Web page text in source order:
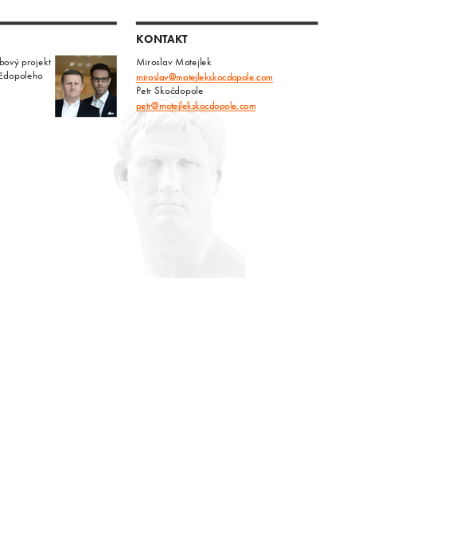
projekt
KONTAKT
Miroslav Motejlek
miroslav@motejlekskocdopole.com
Petr Skočdopole
petr@motejlekskocdopole.com